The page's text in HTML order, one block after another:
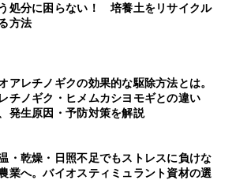
処分に困らない！ 培養土をリサイクル
方法
アレチノギクの効果的な駆除方法とは。
チノギク・ヒメムカシヨモギとの違い
発生原因・予防対策を解説
・乾燥・日照不足でもストレスに負けな
業へ。バイオスティミュラント資材の選